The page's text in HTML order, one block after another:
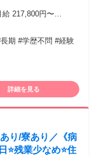
217,800円〜
詳細を見る
り/寮あり／《病
⭐残業少なめ⭐住